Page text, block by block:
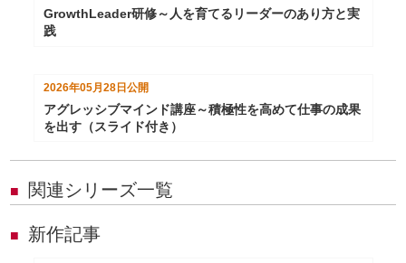
GrowthLeader研修～人を育てるリーダーのあり方と実
践
2026年05月28日公開
アグレッシブマインド講座～積極性を高めて仕事の成果
を出す（スライド付き）
■ 関連シリーズ一覧
■ 新作記事